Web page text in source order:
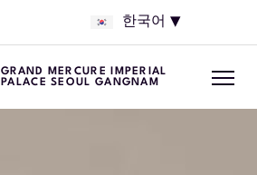
한국어
GRAND MERCURE IMPERIAL
PALACE SEOUL GANGNAM